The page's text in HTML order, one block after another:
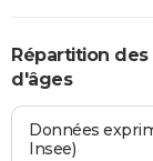
Répartition des
d'âges
Données
Insee)